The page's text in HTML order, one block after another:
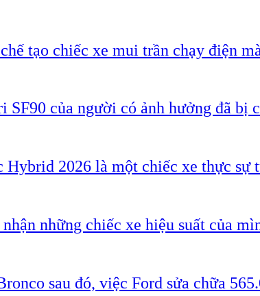
tạo chiếc xe mui trần chạy điện
SF90 của người có ảnh hưởng đã bị
Hybrid 2026 là một chiếc xe thực
những chiếc xe hiệu suất của
sau đó, việc Ford sửa chữa